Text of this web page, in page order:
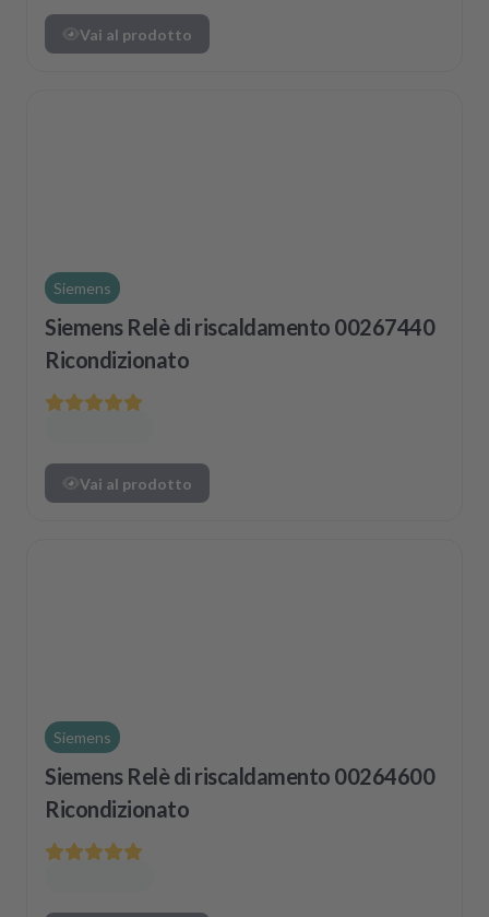
Vai al prodotto
Siemens
Siemens Relè di riscaldamento 00267440
Ricondizionato
Vai al prodotto
Siemens
Siemens Relè di riscaldamento 00264600
Ricondizionato